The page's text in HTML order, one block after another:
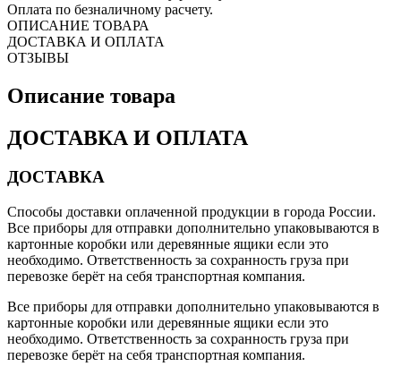
Оплата по безналичному расчету.
ОПИСАНИЕ ТОВАРА
ДОСТАВКА И ОПЛАТА
ОТЗЫВЫ
Описание товара
ДОСТАВКА И ОПЛАТА
ДОСТАВКА
Способы доставки оплаченной продукции в города России.
Все приборы для отправки дополнительно упаковываются в
картонные коробки или деревянные ящики если это
необходимо. Ответственность за сохранность груза при
перевозке берёт на себя транспортная компания.
Все приборы для отправки дополнительно упаковываются в
картонные коробки или деревянные ящики если это
необходимо. Ответственность за сохранность груза при
перевозке берёт на себя транспортная компания.